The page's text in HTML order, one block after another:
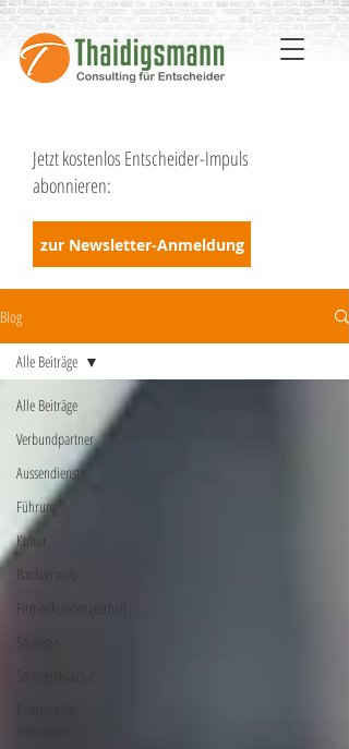
Jetzt kostenlos Entscheider-Impuls
abonnieren:
zur Newsletter-Anmeldung
Blog
Alle Beiträge
Verbundpartner
Aussendienst
Führung
Kultur
Bankvertrieb
Firmenkundengeschäft
Strategie
Alle Beiträge